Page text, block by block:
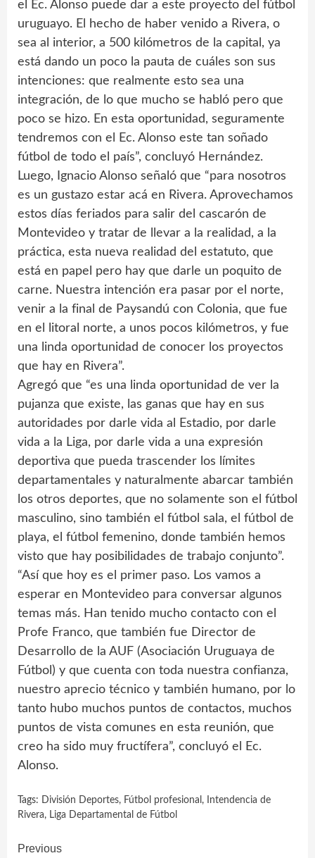
el Ec. Alonso puede dar a este proyecto del fútbol
uruguayo. El hecho de haber venido a Rivera, o
sea al interior, a 500 kilómetros de la capital, ya
está dando un poco la pauta de cuáles son sus
intenciones: que realmente esto sea una
integración, de lo que mucho se habló pero que
poco se hizo. En esta oportunidad, seguramente
tendremos con el Ec. Alonso este tan soñado
fútbol de todo el país”, concluyó Hernández.
Luego, Ignacio Alonso señaló que “para nosotros
es un gustazo estar acá en Rivera. Aprovechamos
estos días feriados para salir del cascarón de
Montevideo y tratar de llevar a la realidad, a la
práctica, esta nueva realidad del estatuto, que
está en papel pero hay que darle un poquito de
carne. Nuestra intención era pasar por el norte,
venir a la final de Paysandú con Colonia, que fue
en el litoral norte, a unos pocos kilómetros, y fue
una linda oportunidad de conocer los proyectos
que hay en Rivera”.
Agregó que “es una linda oportunidad de ver la
pujanza que existe, las ganas que hay en sus
autoridades por darle vida al Estadio, por darle
vida a la Liga, por darle vida a una expresión
deportiva que pueda trascender los límites
departamentales y naturalmente abarcar también
los otros deportes, que no solamente son el fútbol
masculino, sino también el fútbol sala, el fútbol de
playa, el fútbol femenino, donde también hemos
visto que hay posibilidades de trabajo conjunto”.
“Así que hoy es el primer paso. Los vamos a
esperar en Montevideo para conversar algunos
temas más. Han tenido mucho contacto con el
Profe Franco, que también fue Director de
Desarrollo de la AUF (Asociación Uruguaya de
Fútbol) y que cuenta con toda nuestra confianza,
nuestro aprecio técnico y también humano, por lo
tanto hubo muchos puntos de contactos, muchos
puntos de vista comunes en esta reunión, que
creo ha sido muy fructífera”, concluyó el Ec.
Alonso.
Tags: División Deportes, Fútbol profesional ,
Intendencia de
Rivera, Liga Departamental de Fútbol
Continue
Previous